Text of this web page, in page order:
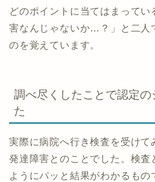
どのポイントに当てはまって
害なんじゃないか…？」と二人
のを覚えています。
調べ尽くしたことで認定の
た
実際に病院へ行き検査を受けて
発達障害とのことでした。検査
ようにパッと結果がわかるもの